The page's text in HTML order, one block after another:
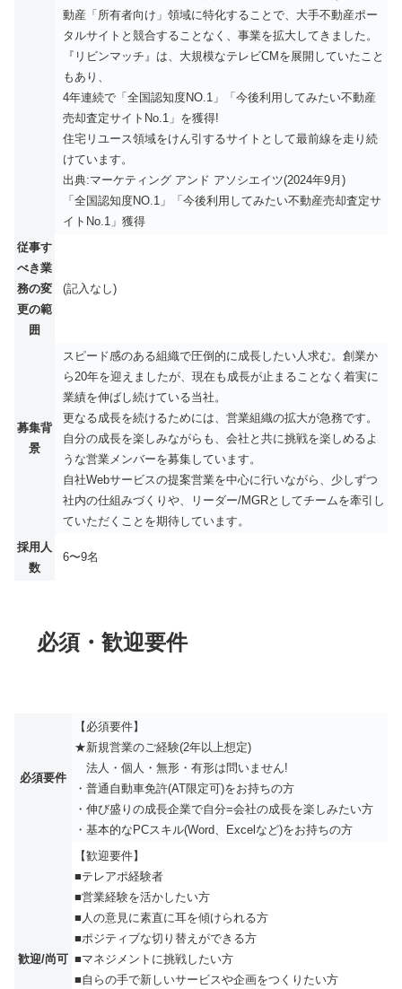
動産「所有者向け」領域に特化することで、大手不動産ポー
タルサイトと競合することなく、事業を拡大してきました。
『リビンマッチ』は、大規模なテレビCMを展開していたこと
もあり、
4年連続で「全国認知度NO.1」「今後利用してみたい不動産
売却査定サイトNo.1」を獲得!
住宅リユース領域をけん引するサイトとして最前線を走り続
けています。
出典:マーケティング アンド アソシエイツ(2024年9月)
「全国認知度NO.1」「今後利用してみたい不動産売却査定サ
イトNo.1」獲得
従事す
べき業
務の変
更の範
囲
(記入なし)
募集背
景
スピード感のある組織で圧倒的に成長したい人求む。創業か
ら20年を迎えましたが、現在も成長が止まることなく着実に
業績を伸ばし続けている当社。
更なる成長を続けるためには、営業組織の拡大が急務です。
自分の成長を楽しみながらも、会社と共に挑戦を楽しめるよ
うな営業メンバーを募集しています。
自社Webサービスの提案営業を中心に行いながら、少しずつ
社内の仕組みづくりや、リーダー/MGRとしてチームを牽引し
ていただくことを期待しています。
採用人
数
6〜9名
必須・歓迎要件
必須要件
【必須要件】
★新規営業のご経験(2年以上想定)
法人・個人・無形・有形は問いません!
・普通自動車免許(AT限定可)をお持ちの方
・伸び盛りの成長企業で自分=会社の成長を楽しみたい方
・基本的なPCスキル(Word、Excelなど)をお持ちの方
歓迎/尚可
【歓迎要件】
■テレアポ経験者
■営業経験を活かしたい方
■人の意見に素直に耳を傾けられる方
■ポジティブな切り替えができる方
■マネジメントに挑戦したい方
■自らの手で新しいサービスや企画をつくりたい方